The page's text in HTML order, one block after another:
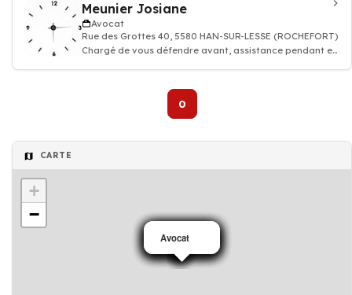
Meunier Josiane
Avocat
Rue des Grottes 40, 5580 HAN-SUR-LESSE (ROCHEFORT)
Chargé de vous défendre avant, assistance pendant et
0
CARTE
Avocat
Avocat
Avocat
Avocat
Avocat
Avocat
Avocat
Avocat
+
−